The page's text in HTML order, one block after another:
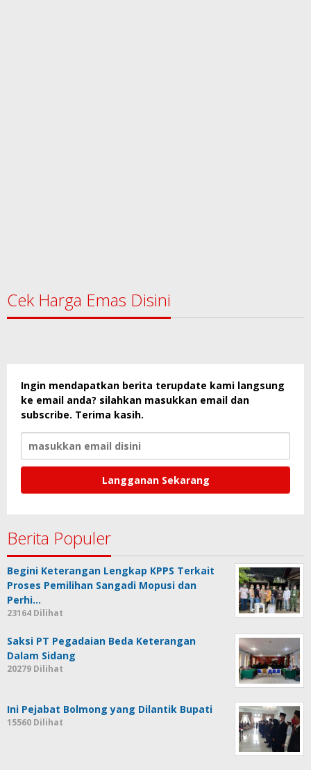
Cek Harga Emas Disini
Ingin mendapatkan berita terupdate kami langsung
ke email anda? silahkan masukkan email dan
subscribe. Terima kasih.
Berita Populer
Begini Keterangan Lengkap KPPS Terkait
Proses Pemilihan Sangadi Mopusi dan
Perhi…
23164 Dilihat
Saksi PT Pegadaian Beda Keterangan
Dalam Sidang
20279 Dilihat
Ini Pejabat Bolmong yang Dilantik Bupati
15560 Dilihat